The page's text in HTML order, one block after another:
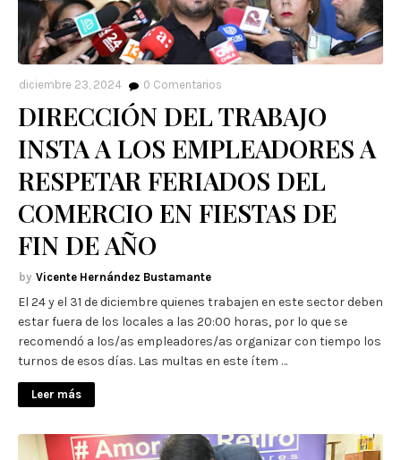
diciembre 23, 2024 0 Comentarios
DIRECCIÓN DEL TRABAJO
INSTA A LOS EMPLEADORES A
RESPETAR FERIADOS DEL
COMERCIO EN FIESTAS DE
FIN DE AÑO
Vicente Hernández Bustamante
El 24 y el 31 de diciembre quienes trabajen en este sector deben
estar fuera de los locales a las 20:00 horas, por lo que se
recomendó a los/as empleadores/as organizar con tiempo los
turnos de esos días. Las multas en este ítem …
Leer más